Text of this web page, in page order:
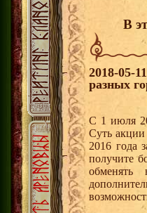
В
2018-05-
разных
С 1 июля
Суть
2016 года
получите